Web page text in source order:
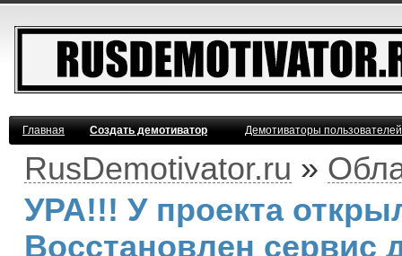
Главная Создать демотиватор Демотиваторы
RusDemotivator.ru »
УРА!!! У проекта
Восстановлен сервис